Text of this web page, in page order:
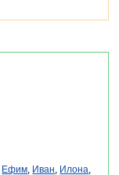
Ефим, Иван, Илона,